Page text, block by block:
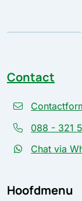
Contact
088 - 321
Chat via
Hoofdmenu